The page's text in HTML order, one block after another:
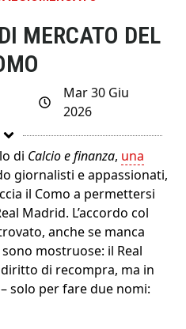
MERCATO DEL
Mar 30 Giu
2026
di Calcio e finanza, una
giornalisti e appassionati,
il Como a permettersi
Madrid. L’accordo col
anche se manca
mostruose: il Real
di recompra, ma in
solo per fare due nomi: